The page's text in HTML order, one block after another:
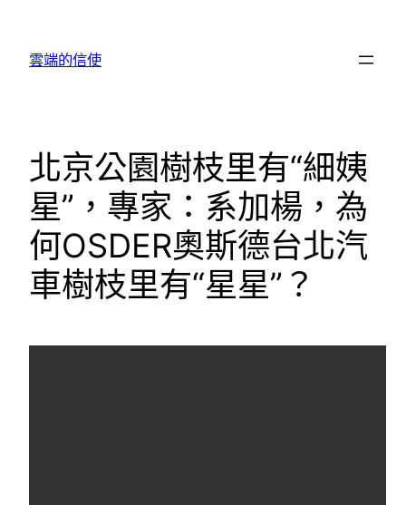
雲端的信使
北京公園樹枝里有“細姨
星”，專家：系加楊，為
何OSDER奧斯德台北汽
車樹枝里有“星星”？